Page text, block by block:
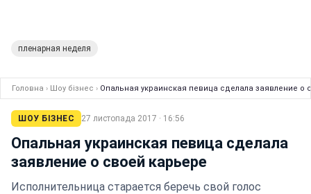
пленарная неделя
Головна › Шоу бізнес › Опальная украинская певица сделала заявление о
ШОУ БІЗНЕС 27 листопада 2017 · 16:56
Опальная украинская певица сделала
заявление о своей карьере
Исполнительница старается беречь свой голос